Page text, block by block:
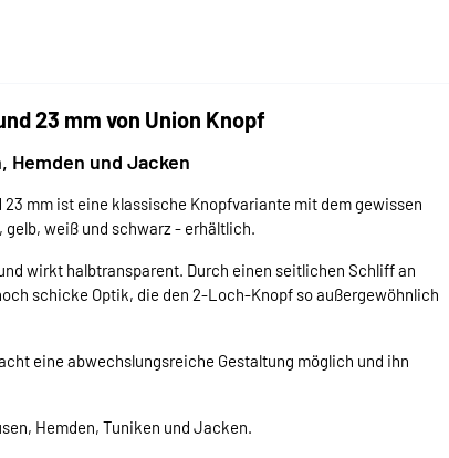
23 mm von Union Knopf
und Jacken
mm ist eine klassische Knopfvariante mit dem gewissen
gelb, weiß und schwarz - erhältlich.
wirkt halbtransparent. Durch einen seitlichen Schliff an
schicke Optik, die den 2-Loch-Knopf so außergewöhnlich
eine abwechslungsreiche Gestaltung möglich und ihn
Hemden, Tuniken und Jacken.